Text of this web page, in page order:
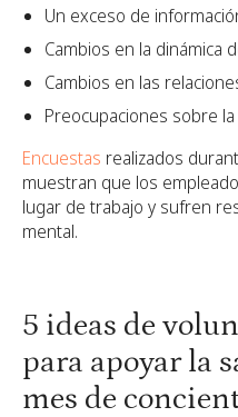
Un exceso de
Cambios en la dinámica
Cambios en las
Preocupaciones sobre
Encuestas realizados
muestran que los
lugar de trabajo y sufren
mental.
5 ideas de
para apoyar la
mes de